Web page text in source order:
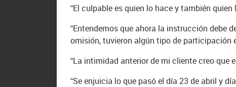
“El culpable es quien lo hace y también quien
“Entendemos que ahora la instrucción debe
omisión, tuvieron algún tipo de participación
“La intimidad anterior de mi cliente creo que
“Se enjuicia lo que pasó el día 23 de abril y